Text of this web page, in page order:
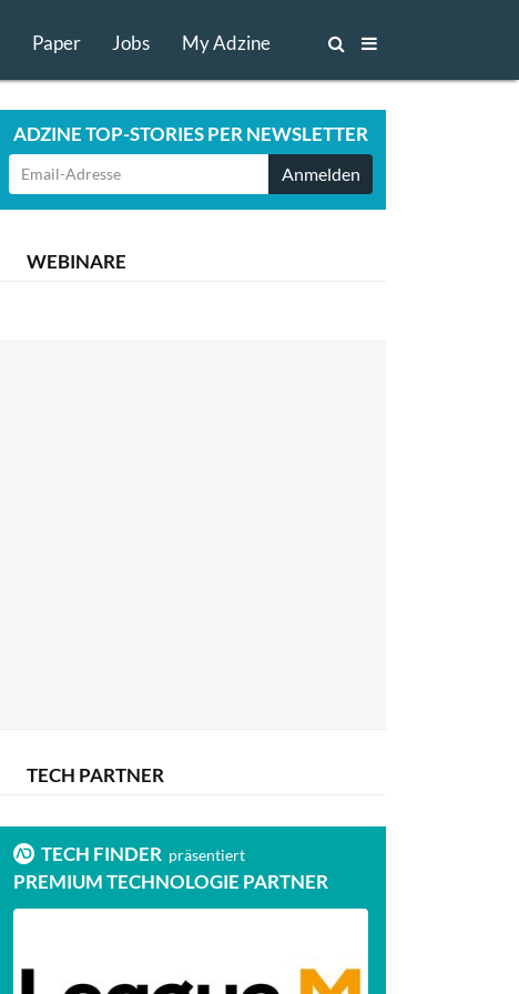
Paper Jobs My Adzine
ADZINE TOP-STORIES PER NEWSLETTER
Anmelden
WEBINARE
TECH PARTNER
TECH FINDER präsentiert
PREMIUM TECHNOLOGIE PARTNER